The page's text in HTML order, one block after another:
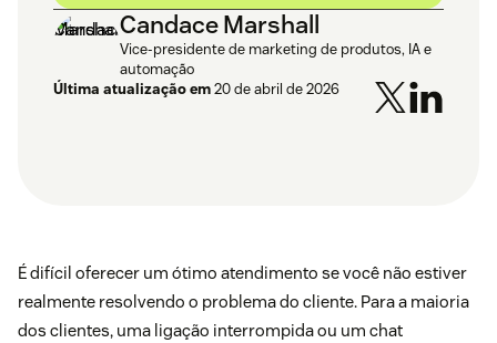
Candace Marshall
Vice-presidente de marketing de produtos, IA e
automação
Última atualização em20 de abril de 2026
É difícil oferecer um ótimo atendimento se você não estiver
realmente resolvendo o problema do cliente. Para a maioria
dos clientes, uma ligação interrompida ou um chat